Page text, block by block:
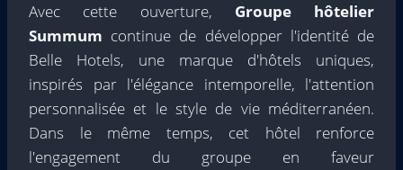
Avec cette ouverture, Groupe hôtelier
Summum continue de développer l'identité de
Belle Hotels, une marque d'hôtels uniques,
inspirés par l'élégance intemporelle, l'attention
personnalisée et le style de vie méditerranéen.
Dans le même temps, cet hôtel renforce
l'engagement du groupe en faveur